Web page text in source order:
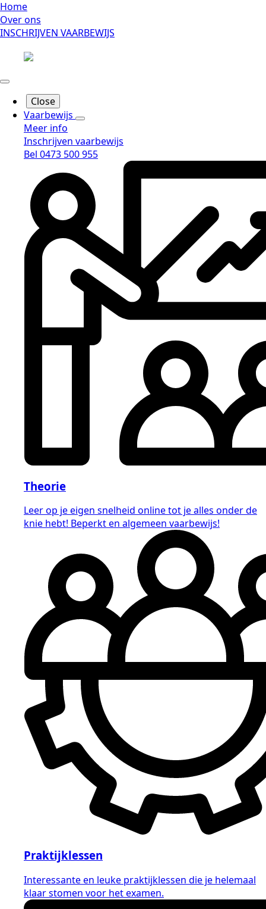
Home
Over ons
INSCHRIJVEN VAARBEWIJS
Close
Vaarbewijs
Meer info
Inschrijven vaarbewijs
Bel 0473 500 955
Theorie
Leer op je eigen snelheid online tot je alles onder de
knie hebt! Beperkt en algemeen vaarbewijs!
Praktijklessen
Interessante en leuke praktijklessen die je helemaal
klaar stomen voor het examen.